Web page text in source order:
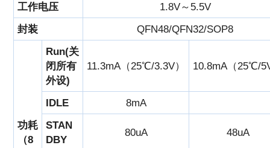
工作电压 1.8V～5.5V
封装 QFN48/QFN32/SOP8
功耗
（8
Run(关
闭所有
外设)
11.3mA（25℃/3.3V） 10.8mA（25℃/
IDLE 8mA
STAN
DBY
80uA 48uA